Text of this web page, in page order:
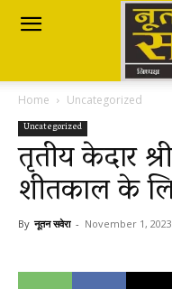
Nutan
Savera
नूतन
Home Uncategorized
Uncategorized
तृतीय केदार
शीतकाल के
By नूतन सवेरा - November 1, 2023